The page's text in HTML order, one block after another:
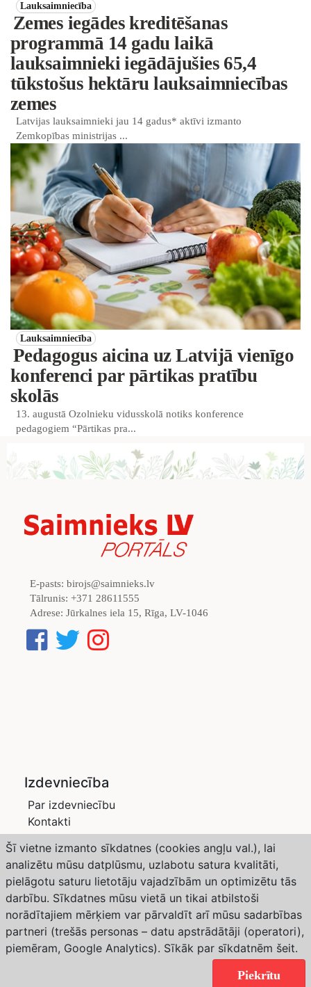
Lauksaimniecība
Zemes iegādes kreditēšanas
programmā 14 gadu laikā
lauksaimnieki iegādājušies 65,4
tūkstošus hektāru lauksaimniecības
zemes
Latvijas lauksaimnieki jau 14 gadus* aktīvi izmanto
Zemkopības ministrijas ...
Lauksaimniecība
Pedagogus aicina uz Latvijā vienīgo
konferenci par pārtikas pratību
skolās
13. augustā Ozolnieku vidusskolā notiks konference
pedagogiem “Pārtikas pra...
E-pasts: birojs@saimnieks.lv
Tālrunis: +371 28611555
Adrese: Jūrkalnes iela 15, Rīga, LV-1046
Izdevniecība
Par izdevniecību
Kontakti
Privātuma politika
Žurnāli
Saimnieks LV
Dārzs un Drava
Abonēšana
Weather forecast from Yr, delivered by the Norwegian
Meteorological Institute and NRK
Copyright © 2024 Izdevniecība “SaimnieksLV”. All
Šī vietne izmanto sīkdatnes (cookies angļu val.), lai
analizētu mūsu datplūsmu, uzlabotu satura kvalitāti,
pielāgotu saturu lietotāju vajadzībām un optimizētu tās
darbību. Sīkdatnes mūsu vietā un tikai atbilstoši
norādītajiem mērķiem var pārvaldīt arī mūsu sadarbības
partneri (trešās personas – datu apstrādātāji (operatori),
piemēram, Google Analytics). Sīkāk par sīkdatnēm šeit.
Piekrītu